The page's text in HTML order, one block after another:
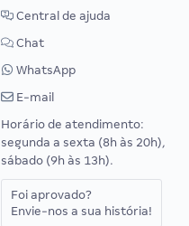
Central de ajuda
Chat
WhatsApp
E-mail
Horário de atendimento:
segunda a sexta (8h às 20h),
sábado (9h às 13h).
Foi aprovado?
Envie-nos a sua história!